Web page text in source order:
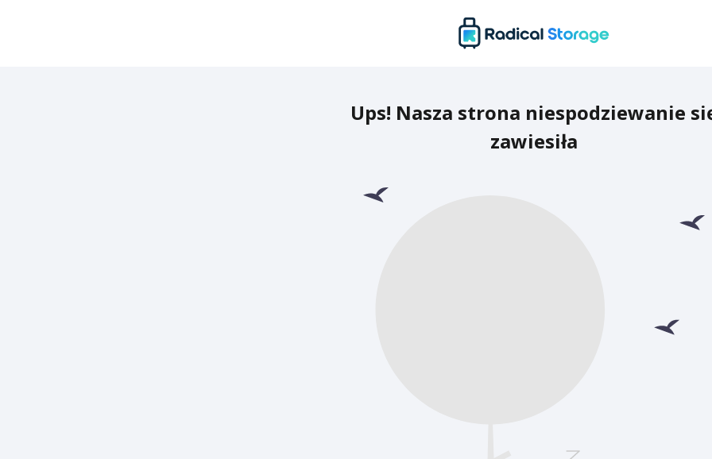
Ups! Nasza strona niespodziewanie
zawiesiła